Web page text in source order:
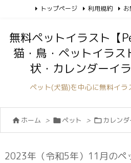
トップページ 利用規約
無料ペットイラスト
猫・鳥・ペットイラス
状・カレンダーイ
ペット(犬猫)を中心に無料イラ
 ホーム > ペット > カレンダ
2023年（令和5年）11月のペ